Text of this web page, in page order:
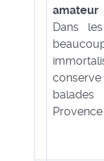
amateur
Dans